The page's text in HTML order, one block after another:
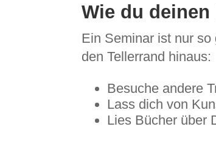
Wie du
Ein Seminar ist nur
den Tellerrand hinaus:
Besuche andere
Lass dich von
Lies Bücher über